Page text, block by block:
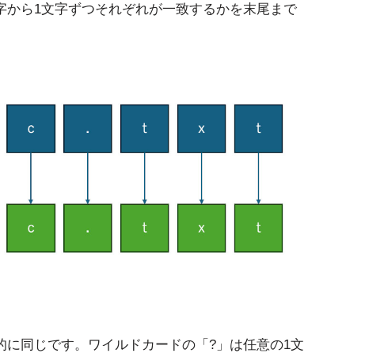
ら1文字ずつそれぞれが一致するかを末尾まで
同じです。ワイルドカードの「?」は任意の1文